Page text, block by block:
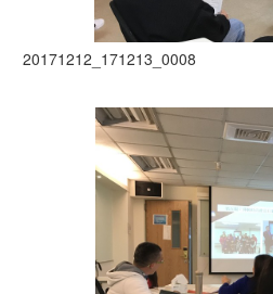
20171212_171213_0008